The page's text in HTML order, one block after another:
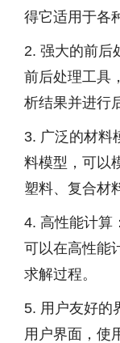
得它适用于各
2. 强大的前后
前后处理工具
析结果并进行
3. 广泛的材料
料模型，可以
塑料、复合材
4. 高性能计算
可以在高性能
求解过程。
5. 用户友好的
用户界面，使